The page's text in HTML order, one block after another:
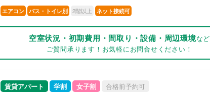
エアコン バス・トイレ別 2階以上 ネット接続可
空室状況・初期費用・間取り・設備・周辺環境など
ご質問承ります！お気軽にお問合せください！
賃貸アパート 学割 女子割 合格前予約可